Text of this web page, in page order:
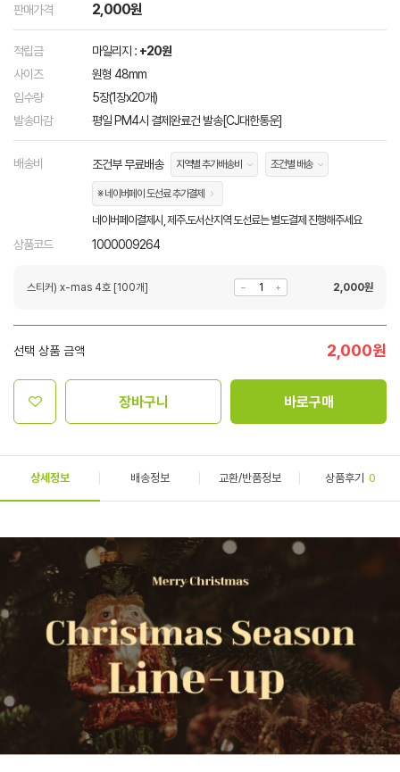
판매가격 2,000원
적립금 마일리지 : +20원
사이즈
원형 48mm
입수량
5장(1장x20개)
발송마감
평일 PM4시 결제완료건 발송[CJ대한통운]
배송비 조건부 무료배송 지역별 추가배송비 조건별 배송
※ 네이버페이 도선료 추가결제
네이버페이결제시, 제주.도서산지역 도선료는 별도결제 진행해주세요
상품코드 1000009264
스티커) x-mas 4호 [100개] 2,000원
선택 상품 금액 2,000원
장바구니 바로구매
상세정보 배송정보 교환/반품정보 상품후기 0